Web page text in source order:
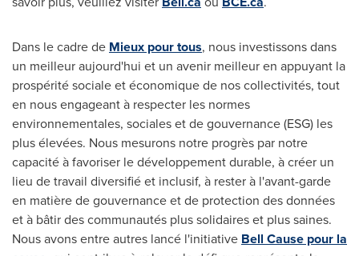
Dans le cadre de Mieux pour tous, nous investissons dans
un meilleur aujourd'hui et un avenir meilleur en appuyant la
prospérité sociale et économique de nos collectivités, tout
en nous engageant à respecter les normes
environnementales, sociales et de gouvernance (ESG) les
plus élevées. Nous mesurons notre progrès par notre
capacité à favoriser le développement durable, à créer un
lieu de travail diversifié et inclusif, à rester à l'avant-garde
en matière de gouvernance et de protection des données
et à bâtir des communautés plus solidaires et plus saines.
Nous avons entre autres lancé l'initiative Bell Cause pour la